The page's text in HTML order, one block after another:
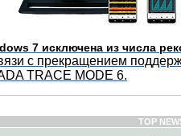
7 исключена из числа
с прекращением
TRACE MODE 6.
TOP